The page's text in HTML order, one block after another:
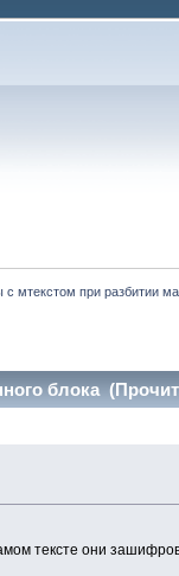
мтекстом при разбитии
блока
тексте они